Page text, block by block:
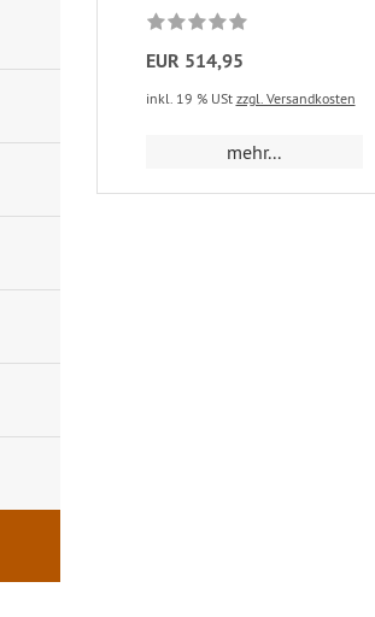
EUR 514,95
inkl. 19 % USt zzgl. Versandkosten
mehr...